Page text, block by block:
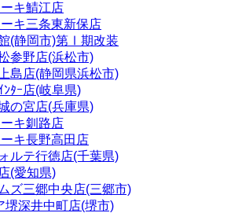
キ鯖江店
キ三条東新保店
(静岡市)第Ⅰ期改装
参野店(浜松市)
島店(静岡県浜松市)
ﾝﾀｰ店(岐阜県)
の宮店(兵庫県)
キ釧路店
キ長野高田店
ルテ行徳店(千葉県)
(愛知県)
ズ三郷中央店(三郷市)
堺深井中町店(堺市)